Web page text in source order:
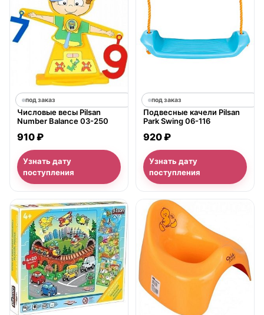
под заказ
Числовые весы Pilsan
Number Balance 03-250
910 ₽
Узнать дату
поступления
под заказ
Подвесные качели Pilsan
Park Swing 06-116
920 ₽
Узнать дату
поступления